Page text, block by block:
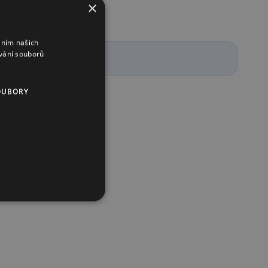
×
našich
souborů